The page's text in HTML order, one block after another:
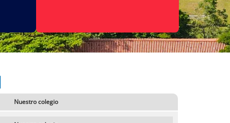
Nuestro colegio